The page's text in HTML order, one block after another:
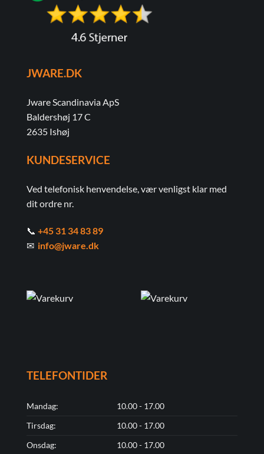
JWARE.DK
Jware Scandinavia ApS
Baldershøj 17 C
2635 Ishøj
KUNDESERVICE
Ved telefonisk henvendelse, vær venligst klar med
dit ordre nr.
📞 +45 31 34 83 89
✉ info@jware.dk
TELEFONTIDER
Mandag:
10.00 - 17.00
Tirsdag:
10.00 - 17.00
Onsdag:
10.00 - 17.00